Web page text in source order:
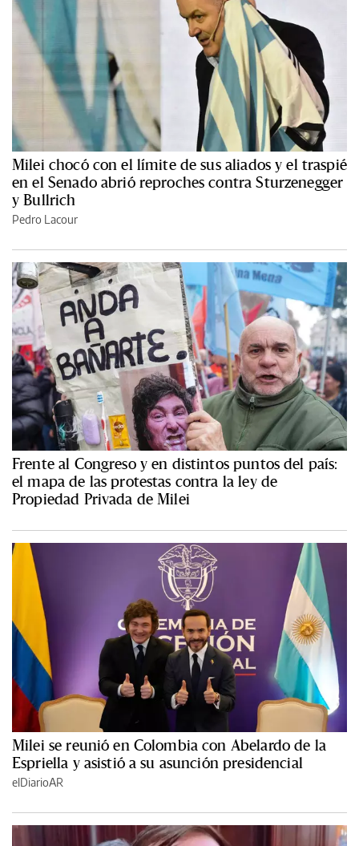
Milei chocó con el límite de sus aliados y el traspié
en el Senado abrió reproches contra Sturzenegger
y Bullrich
Pedro Lacour
Frente al Congreso y en distintos puntos del país:
el mapa de las protestas contra la ley de
Propiedad Privada de Milei
Milei se reunió en Colombia con Abelardo de la
Espriella y asistió a su asunción presidencial
elDiarioAR